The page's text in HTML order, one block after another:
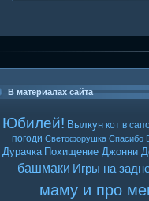
В материалах сайта
Юбилей! Вылкун кот в
погоди Светофорушка Спасибо
Дурачка Похищение Джонни
башмаки Игры на
маму и про